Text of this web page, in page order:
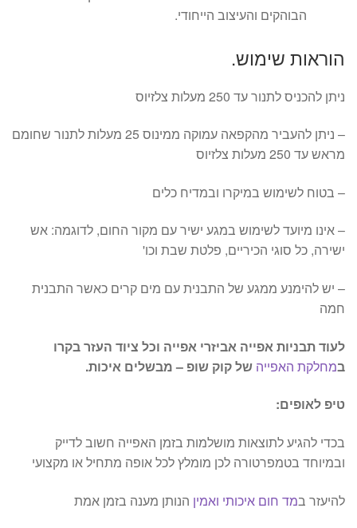
הבוהקים והעיצוב הייחודי.
הוראות שימוש.
ניתן להכניס לתנור עד 250 מעלות צלזיוס
– ניתן להעביר מהקפאה עמוקה ממינוס 25 מעלות לתנור שחומם
מראש עד 250 מעלות צלזיוס
– בטוח לשימוש במיקרו ובמדיח כלים
– אינו מיועד לשימוש במגע ישיר עם מקור החום, לדוגמה: אש
ישירה, כל סוגי הכיריים, פלטת שבת וכו'
– יש להימנע ממגע של התבנית עם מים קרים כאשר התבנית
חמה
לעוד תבניות אפייה אביזרי אפייה וכל ציוד העזר בקרו
במחלקת האפייה של קוק שופ – מבשלים איכות.
טיפ לאופים:
בכדי להגיע לתוצאות מושלמות בזמן האפייה חשוב לדייק
ובמיוחד בטמפרטורה לכן מומלץ לכל אופה מתחיל או מקצועי
להיעזר במד חום איכותי ואמין הנותן מענה בזמן אמת